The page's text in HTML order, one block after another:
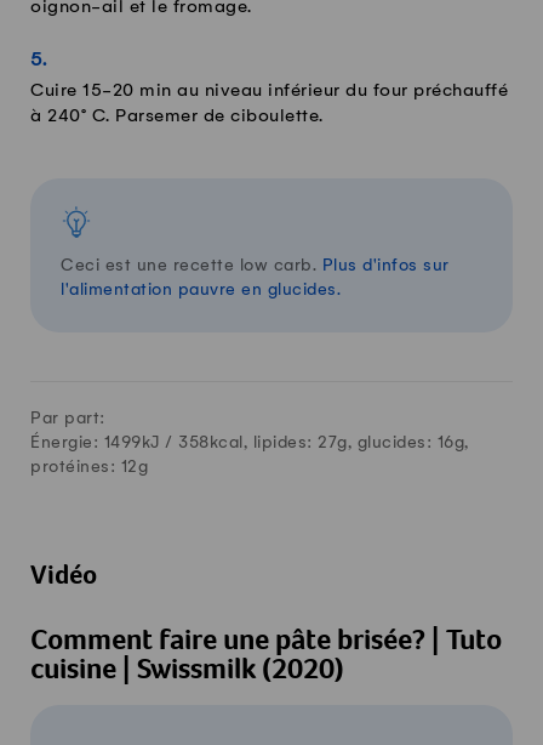
oignon-ail et le fromage.
Cuire 15-20 min au niveau inférieur du four préchauffé
à 240° C. Parsemer de ciboulette.
Ceci est une recette low carb. Plus d'infos sur
l'alimentation pauvre en glucides.
Par part:
Énergie: 1499kJ / 358 kcal, lipides: 27g, glucides: 16g,
protéines: 12g
Vidéo
Comment faire une pâte brisée? | Tuto
cuisine | Swissmilk (2020)